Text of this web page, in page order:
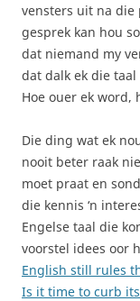
vensters uit na die
gesprek kan hou
dat niemand my
dat dalk ek die
Hoe ouer ek word,
Die ding wat ek
nooit beter raak
moet praat en
die kennis ‘n
Engelse taal die
voorstel idees oor
English still rules
Is it time to curb